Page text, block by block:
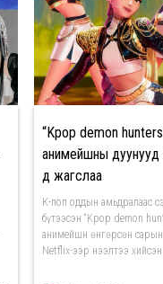
“Kpop demon
анимейшны дуунууд
д жагслаа
К-поп оддын амьдралаас
бүтээсэн “Kpop demon
анимейшн өнгөрсөн
Netflix-ээр нээлтээ хийсэн